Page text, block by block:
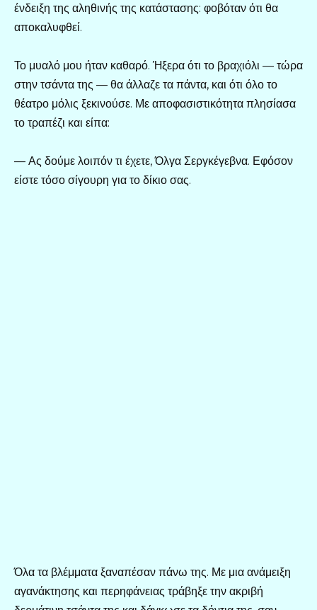
ένδειξη της αληθινής της κατάστασης: φοβόταν ότι θα
αποκαλυφθεί.
Το μυαλό μου ήταν καθαρό. Ήξερα ότι το βραχιόλι — τώρα
στην τσάντα της — θα άλλαζε τα πάντα, και ότι όλο το
θέατρο μόλις ξεκινούσε. Με αποφασιστικότητα πλησίασα
το τραπέζι και είπα:
— Ας δούμε λοιπόν τι έχετε, Όλγα Σεργκέγεβνα. Εφόσον
είστε τόσο σίγουρη για το δίκιο σας.
Όλα τα βλέμματα ξαναπέσαν πάνω της. Με μια ανάμειξη
αγανάκτησης και περηφάνειας τράβηξε την ακριβή